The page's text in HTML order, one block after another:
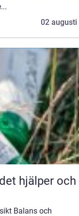
02 augusti
Balans och